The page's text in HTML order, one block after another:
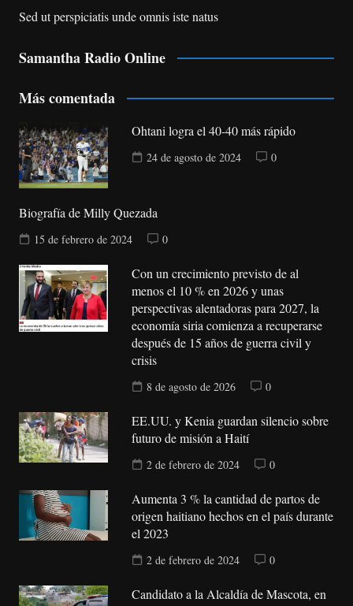
Sed ut perspiciatis unde omnis iste natus
Samantha Radio Online
Más comentada
Ohtani logra el 40-40 más rápido
24 de agosto de 2024 0
Biografía de Milly Quezada
15 de febrero de 2024 0
Con un crecimiento previsto de al
menos el 10 % en 2026 y unas
perspectivas alentadoras para 2027, la
economía siria comienza a recuperarse
después de 15 años de guerra civil y
crisis
8 de agosto de 2026 0
EE.UU. y Kenia guardan silencio sobre
futuro de misión a Haití
2 de febrero de 2024 0
Aumenta 3 % la cantidad de partos de
origen haitiano hechos en el país durante
el 2023
2 de febrero de 2024 0
Candidato a la Alcaldía de Mascota, en